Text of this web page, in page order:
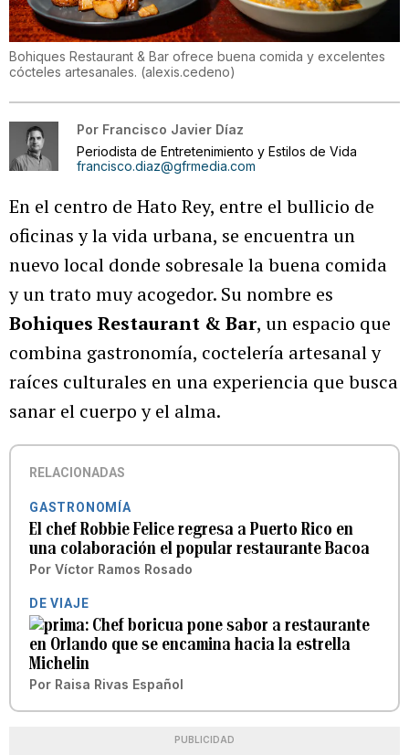
Bohiques Restaurant & Bar ofrece buena comida y excelentes
cócteles artesanales. (alexis.cedeno)
Por Francisco Javier Díaz
Periodista de Entretenimiento y Estilos de Vida
francisco.diaz@gfrmedia.com
En el centro de Hato Rey, entre el bullicio de
oficinas y la vida urbana, se encuentra un
nuevo local donde sobresale la buena comida
y un trato muy acogedor. Su nombre es
Bohiques Restaurant & Bar, un espacio que
combina gastronomía, coctelería artesanal y
raíces culturales en una experiencia que busca
sanar el cuerpo y el alma.
RELACIONADAS
GASTRONOMÍA
El chef Robbie Felice regresa a Puerto Rico en
una colaboración el popular restaurante Bacoa
Por Víctor Ramos Rosado
DE VIAJE
Chef boricua pone sabor a restaurante
en Orlando que se encamina hacia la estrella
Michelin
Por Raisa Rivas Español
PUBLICIDAD